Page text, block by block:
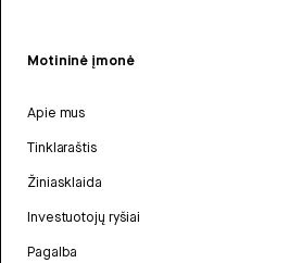
Motininė įmonė
Apie mus
Tinklaraštis
Žiniasklaida
Investuotojų ryšiai
Pagalba